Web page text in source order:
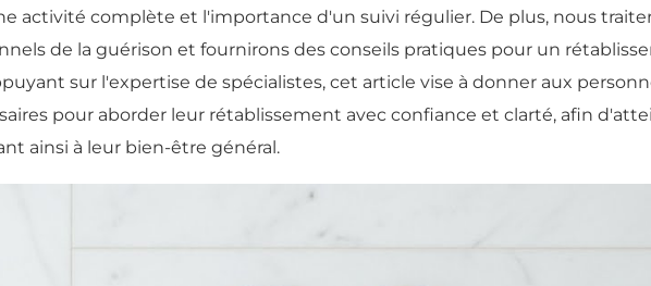
activité complète et l'importance d'un suivi régulier. De plus, nous
de la guérison et fournirons des conseils pratiques pour un
sur l'expertise de spécialistes, cet article vise à donner aux
pour aborder leur rétablissement avec confiance et clarté, afin
ainsi à leur bien-être général.